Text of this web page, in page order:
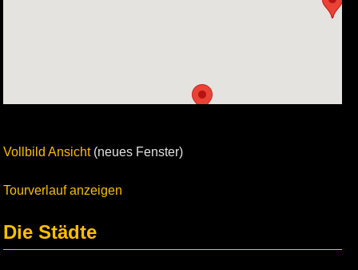
Vollbild Ansicht(neues Fenster)
Tourverlauf anzeigen
Die Städte